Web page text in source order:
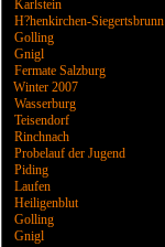
Karlstein
H?henkirchen-Siegertsbrunn
Golling
Gnigl
Fermate Salzburg
Winter 2007
Wasserburg
Teisendorf
Rinchnach
Probelauf der Jugend
Piding
Laufen
Heiligenblut
Golling
Gnigl